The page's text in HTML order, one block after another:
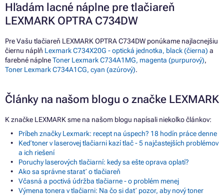
Hľadám lacné náplne pre tlačiareň
LEXMARK OPTRA C734DW
Pre Vašu tlačiareň LEXMARK OPTRA C734DW ponúkame najlacnejšiu
čiernu náplň Lexmark C734X20G - optická jednotka, black (čierna) a
farebné náplneToner Lexmark C734A1MG, magenta (purpurový),
Toner Lexmark C734A1CG, cyan (azúrový).
Články na našom blogu o značke LEXMARK
K značke LEXMARK sme na našom blogu napísali niekoľko článkov:
Príbeh značky Lexmark: recept na úspech? 18 hodín práce denne
Keď toner v laserovej tlačiarni kazí tlač - 5 najčastejších problémov
a ich riešení
Poruchy laserových tlačiarní: kedy sa ešte oprava oplatí?
Ako sa správne starať o tlačiareň
Včasná a poctivá údržba tlačiarne - o problém menej
Výmena tonera v tlačiarni: Na čo si dať pozor, aby nový toner